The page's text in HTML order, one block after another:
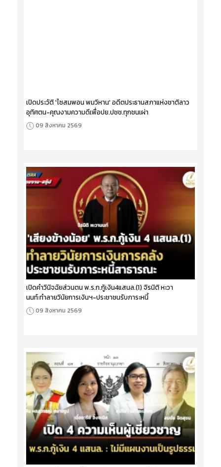
เปิดประวัติ 'ไซสมพอน พมวิหาน' อดีตประธานสภาแห่งชาติลาว
อุทิศตน-คุณงามความดีเพื่อปย.ปชช.ทุกชนเผ่า
09 สิงหาคม 2569
เปิดคำวินิจฉัยส่วนตน พ.ร.ก.กู้เงิน4แสนล.(1) จิรนิติ หะวา
นนท์:ทำลายวินัยการเงินฯ-ประชาชนรับภาระหนี้
09 สิงหาคม 2569